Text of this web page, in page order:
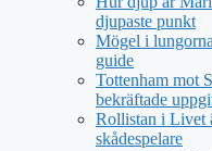
djupaste punkt
Mögel i
guide
Tottenham mot
bekräftade
Rollistan i Livet
skådespelare